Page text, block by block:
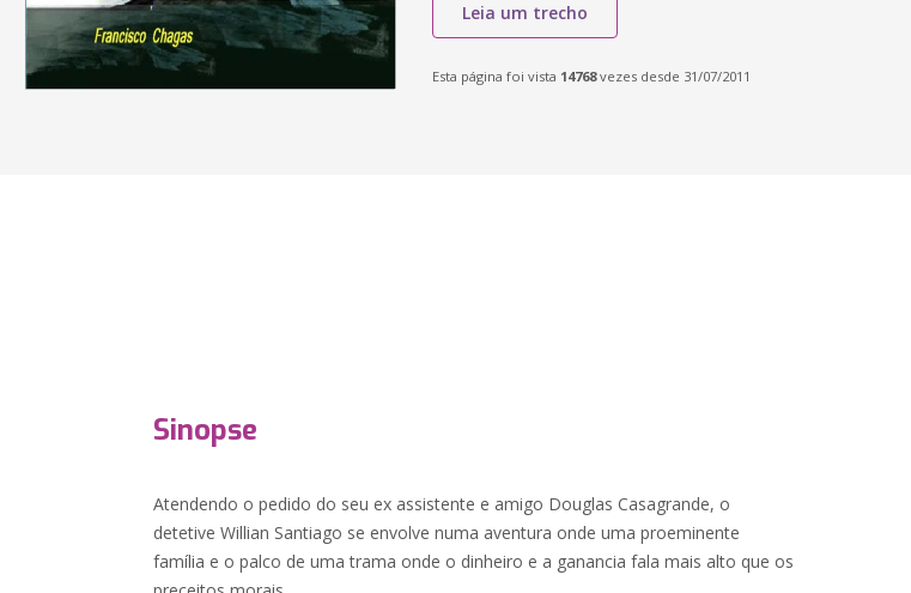
Leia um trecho
Esta página foi vista 14768vezes desde 31/07/2011
Sinopse
Atendendo o pedido do seu ex assistente e amigo Douglas Casagrande, o
detetive Willian Santiago se envolve numa aventura onde uma proeminente
família e o palco de uma trama onde o dinheiro e a ganancia fala mais alto que os